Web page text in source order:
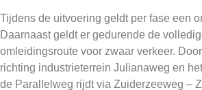
Tijdens de uitvoering geldt per fase een
Daarnaast geldt er gedurende de
omleidingsroute voor zwaar verkeer.
richting industrieterrein Julianaweg en
de Parallelweg rijdt via Zuiderzeeweg –